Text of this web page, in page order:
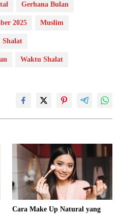
Gerhana Bulan
2025 Muslim
Shalat
Waktu Shalat
Cara Make Up Natural yang